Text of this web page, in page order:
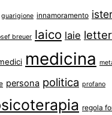
guarigione innamoramento
breuer laico laie
medicina
persona politica profano
regola